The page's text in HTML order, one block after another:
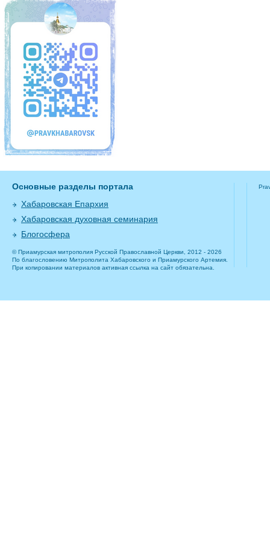
Основные разделы портала
Хабаровская Епархия
Хабаровская духовная семинария
Блогосфера
© Приамурская митрополия Русской Православной Церкви, 2012 - 2026
По благословению Митрополита Хабаровского и Приамурского Артемия.
При копировании материалов активная ссылка на сайт обязательна.